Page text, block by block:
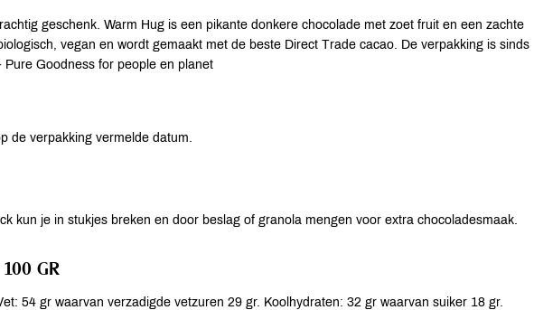
geschenk. Warm Hug is een pikante donkere chocolade met zoet fruit en een zachte
vegan en wordt gemaakt met de beste Direct Trade cacao. De verpakking is sinds
Goodness for people en planet
de verpakking vermelde datum.
kun je in stukjes breken en door beslag of granola mengen voor extra chocoladesmaak.
GR
54 gr waarvan verzadigde vetzuren 29 gr. Koolhydraten: 32 gr waarvan suiker 18 gr.